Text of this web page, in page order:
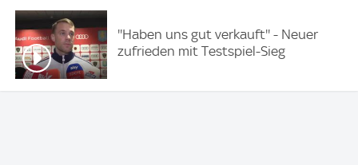
''Haben uns gut verkauft'' - Neuer
zufrieden mit Testspiel-Sieg